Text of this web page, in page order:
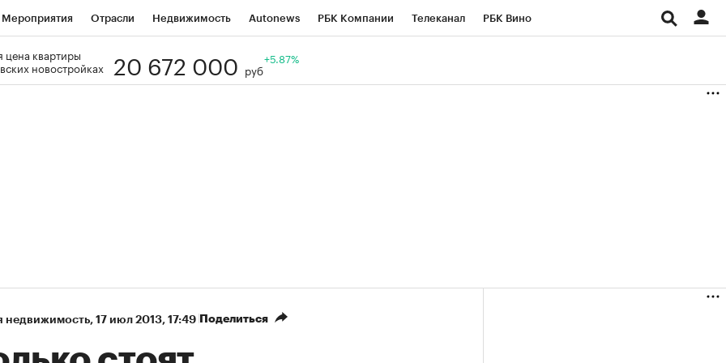
Мероприятия Отрасли Недвижимость Autonews РБК Компании Телеканал РБК Вино
Визионеры
цена квартиры
новостройках
20 672 000 руб
+5.87%
недвижимость⁠, 17 июл 2013, 17:49 Поделиться